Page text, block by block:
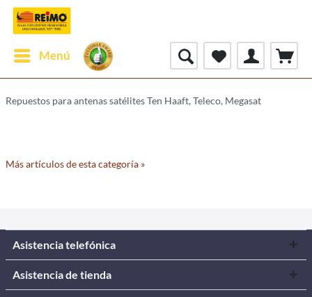
Menú
Repuestos para antenas satélites Ten Haaft, Teleco, Megasat
Más artículos de esta categoría »
Asistencia telefónica
Asistencia de tienda